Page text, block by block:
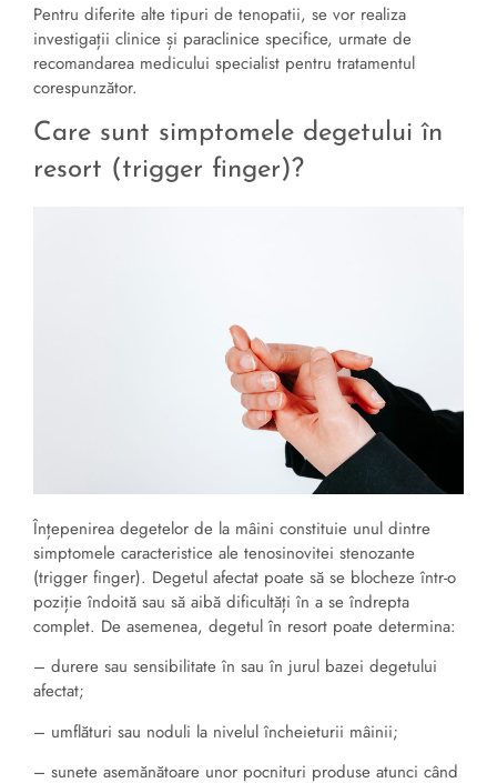
Pentru diferite alte tipuri de tenopatii, se vor realiza
investigații clinice și paraclinice specifice, urmate de
recomandarea medicului specialist pentru tratamentul
corespunzător.
Care sunt simptomele degetului în
resort (trigger finger)?
Înțepenirea degetelor de la mâini constituie unul dintre
simptomele caracteristice ale tenosinovitei stenozante
(trigger finger). Degetul afectat poate să se blocheze într-o
poziție îndoită sau să aibă dificultăți în a se îndrepta
complet. De asemenea, degetul în resort poate determina:
– durere sau sensibilitate în sau în jurul bazei degetului
afectat;
– umflături sau noduli la nivelul încheieturii mâinii;
– sunete asemănătoare unor pocnituri produse atunci când